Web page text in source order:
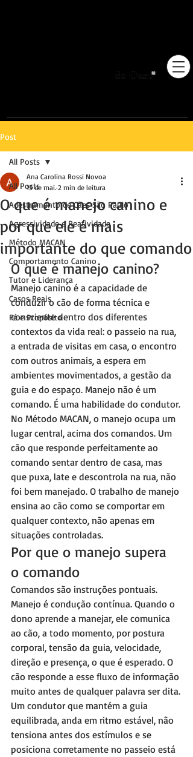
Post
All Posts
Adestramento de Cães São Paulo
Agressividade e Reatividade
Método MACAN
Comportamento Canino
Tutor e Liderança
Casos Reais
Fé e Propósito
All Posts
O que é manejo canino e
por que ele é mais
importante do que comando
Ana Carolina Rossi Novoa
15 de mai. 2 min de leitura
O que é manejo canino?
Manejo canino é a capacidade de
conduzir o cão de forma técnica e
consciente dentro dos diferentes
contextos da vida real: o passeio na rua,
a entrada de visitas em casa, o encontro
com outros animais, a espera em
ambientes movimentados, a gestão da
guia e do espaço. Manejo não é um
comando. É uma habilidade do condutor.
No Método MACAN, o manejo ocupa um
lugar central, acima dos comandos. Um
cão que responde perfeitamente ao
comando sentar dentro de casa, mas
que puxa, late e descontrola na rua, não
foi bem manejado. O trabalho de manejo
ensina ao cão como se comportar em
qualquer contexto, não apenas em
situações controladas.
Por que o manejo supera
o comando
Comandos são instruções pontuais.
Manejo é condução contínua. Quando o
dono aprende a manejar, ele comunica
ao cão, a todo momento, por postura
corporal, tensão da guia, velocidade,
direção e presença, o que é esperado. O
cão responde a esse fluxo de informação
muito antes de qualquer palavra ser dita.
Um condutor que mantém a guia
equilibrada, anda em ritmo estável, não
tensiona antes dos estímulos e se
posiciona corretamente no passeio está